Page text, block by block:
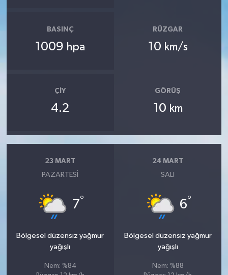
BASINÇ
1009 hpa
RÜZGAR
10 km/s
ÇIY
4.2
GÖRÜŞ
10 km
23 MART
PAZARTESI
7°
Bölgesel düzensiz yağmur
yağışlı
Nem: %84
24 MART
SALI
6°
Bölgesel düzensiz yağmur
yağışlı
Nem: %88